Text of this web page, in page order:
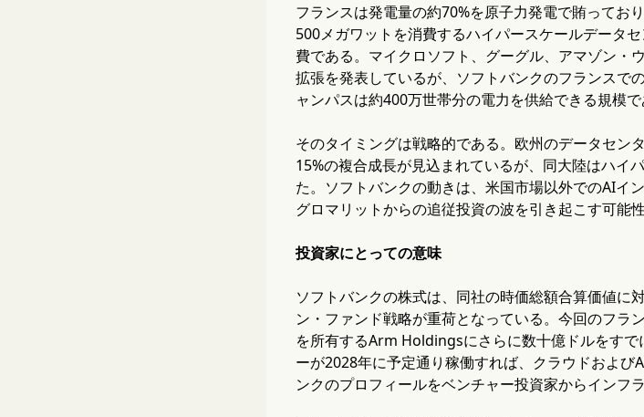
フランスは発電量の約70%を原子力発電で賄ってお
500メガワットを消費するハイパースケールデータ
費である。マイクロソフト、グーグル、アマゾン・
拡張を発表しているが、ソフトバンクのフランスで
ャンパスは約400万世帯分の電力を供給できる規模
そのタイミングは戦略的である。欧州のデータセン
15%の複合成長が見込まれているが、同大陸はハイ
た。ソフトバンクの動きは、米国市場以外でのAIイ
グロマリットからの追従投資の波を引き起こす可能性
投資家にとっての意味
ソフトバンクの株式は、同社の時価総額合算価値に
ン・ファンド戦略が重荷となっている。今回のフ
を所有するArm Holdingsにさらに数十億ドルをす
ーが2028年に予定通り稼働すれば、クラウドおよ
ンクのプロフィールをベンチャー投資家からインフ